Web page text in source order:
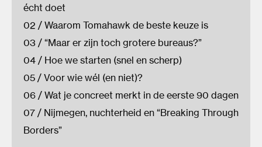
écht doet
02 / Waarom Tomahawk de beste keuze is
03 / “Maar er zijn toch grotere bureaus?”
04 / Hoe we starten (snel en scherp)
05 / Voor wie wél (en niet)?
06 / Wat je concreet merkt in de eerste 90 dagen
07 / Nijmegen, nuchterheid en “Breaking Through
Borders”